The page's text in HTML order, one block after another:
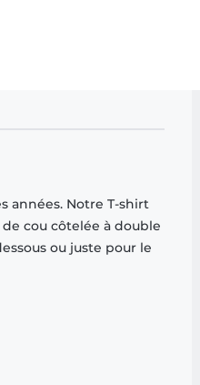
années. Notre T-shirt
cou côtelée à double
ou juste pour le